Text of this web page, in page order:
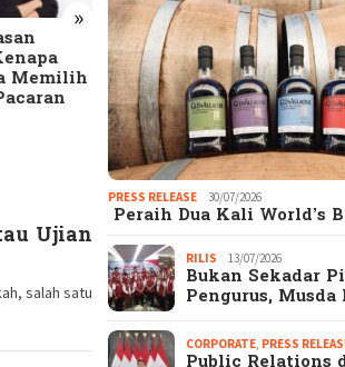
»
Memilih
EKSEKUTIF.com
merupakan Majalah
EKSEKUTIF di era
Digital
Ujian
salah satu
PRESS RELEASE 30/07/2026
Peraih Dua Kali World’s
RILIS 13/07/2026
Bukan Sekadar
Pengurus,
CORPORATE PRESS